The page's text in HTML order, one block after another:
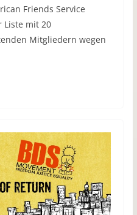
Friends Service
Liste mit 20
Mitgliedern wegen